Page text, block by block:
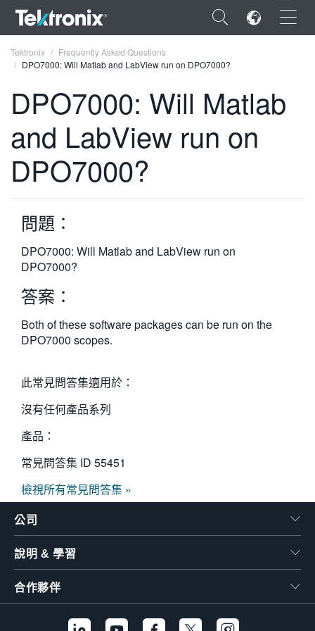
×
ENGLISH
FRANÇAIS
VIỆT NAM
简体中文
日本語
한국어
繁體中文
Tektronix
Frequently Asked Questions
DPO7000: Will Matlab and LabView run on DPO7000?
DPO7000: Will Matlab
and LabView run on
DPO7000?
問題：
DPO7000: Will Matlab and LabView run on
DPO7000?
答案：
Both of these software packages can be run on the
DPO7000 scopes.
此常見問答集適用於：
沒有任何產品系列
產品：
常見問答集 ID 55451
檢視所有常見問答集 »
公司
說明 & 學習
合作夥伴